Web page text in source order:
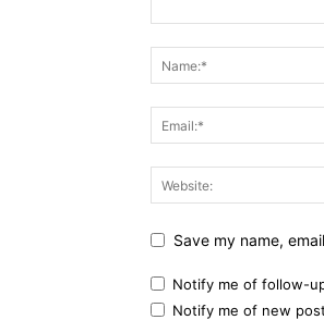
Save my name,
Notify me of follow-
Notify me of new